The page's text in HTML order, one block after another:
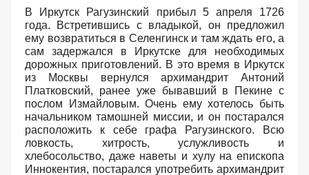
В Иркутск Рагузинский прибыл 5 апреля 1726
года. Встретившись с владыкой, он предложил
ему возвратиться в Селенгинск и там ждать его, а
сам задержался в Иркутске для необходимых
дорожных приготовлений. В это время в Иркутск
из Москвы вернулся архимандрит Антоний
Платковский, ранее уже бывавший в Пекине с
послом Измайловым. Очень ему хотелось быть
начальником тамошней миссии, и он постарался
расположить к себе графа Рагузинского. Всю
ловкость, хитрость, услужливость и
хлебосольство, даже наветы и хулу на епископа
Иннокентия, постарался употребить архимандрит